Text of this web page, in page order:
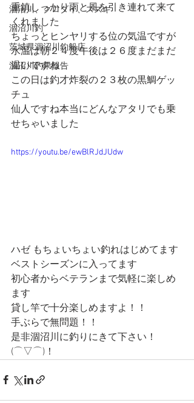
涸沼川、クロダイ、スズキ
涸沼川釣
茨城県涸沼川釣船店
涸沼川釣果報告
重鎮しっかり雨と風を引き連れて来て
くれました
ちょっとヒンヤリする位の気温ですが
水温は朝２４度午後は２６度まだまだ
温いですね
この日は釣才炸裂の２３枚の黒鯛ゲッ
チュ
仙人ですね本当にどんなアタリでも乗
せちゃいました
https://youtu.be/ewBlRJdJUdw
ハゼ もちょいちょい釣れはじめてます
ベストシーズンに入ってます
初心者からベテランまで気軽に楽しめ
ます
貸し竿で十分楽しめますよ！！
手ぶらで無問題！！
是非涸沼川に釣りにきて下さい！
(⌒▽⌒)！